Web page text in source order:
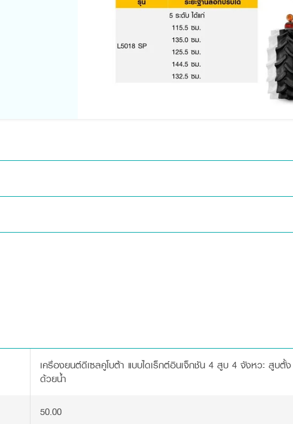
ออกแบบอย่างพิถีพิถันให้ผู้ขับขี่สามาร
เครื่องยนต์ดีเซลคูโบต้า แบบไดเร็กต์อินเจ็กชัน 4 สูบ 4 จังหวะ สูบตั้
ด้วยน้ำ
50.00